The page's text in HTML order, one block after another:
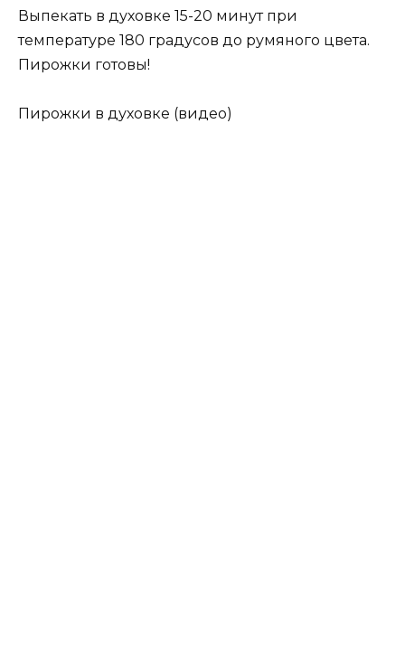
Выпекать в духовке 15-20 минут при
температуре 180 градусов до румяного цвета.
Пирожки готовы!
Пирожки в духовке (видео)